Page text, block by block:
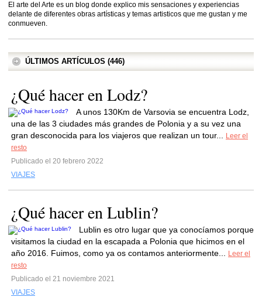
El arte del Arte es un blog donde explico mis sensaciones y experiencias
delante de diferentes obras artísticas y temas artisticos que me gustan y me
conmueven.
ÚLTIMOS ARTÍCULOS (446)
¿Qué hacer en Lodz?
A unos 130Km de Varsovia se encuentra Lodz,
una de las 3 ciudades más grandes de Polonia y a su vez una
gran desconocida para los viajeros que realizan un tour...
Leer el
resto
Publicado el 20 febrero 2022
VIAJES
¿Qué hacer en Lublin?
Lublin es otro lugar que ya conocíamos porque
visitamos la ciudad en la escapada a Polonia que hicimos en el
año 2016. Fuimos, como ya os contamos anteriormente...
Leer el
resto
Publicado el 21 noviembre 2021
VIAJES